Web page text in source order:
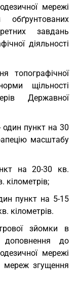
мережі
завдань
діяльності
топографічної
щільності
Державної
пункт на 30
масштабу
на 20-30 кв.
кілометрів;
пункт на 5-15
кілометрів.
зйомки в
до
мережі
мереж згущення